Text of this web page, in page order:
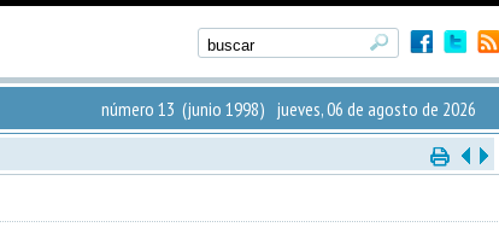
número 13 (junio 1998) jueves, 06 de agosto de 2026